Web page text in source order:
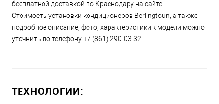
бесплатной доставкой по Краснодару на сайте.
Стоимость установки кондиционеров Berlingtoun, а также
подробное описание, фото, характеристики к модели можно
уточнить по телефону +7 (861) 290-03-32.
ТЕХНОЛОГИИ: